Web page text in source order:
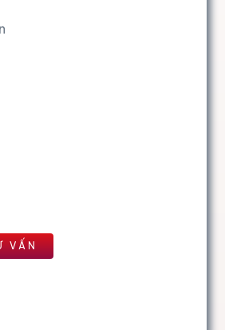
​​VẤN